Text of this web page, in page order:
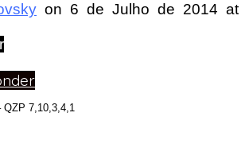
on 6 de Julho de 2014 at
QZP 7,10,3,4,1